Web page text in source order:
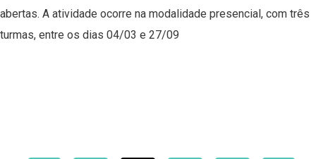
abertas. A atividade ocorre na modalidade presencial, com três
turmas, entre os dias 04/03 e 27/09